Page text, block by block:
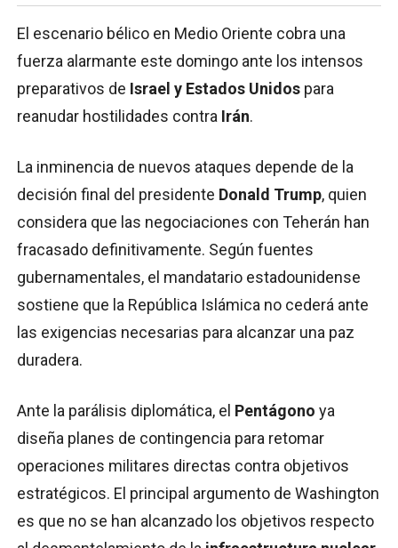
El escenario bélico en Medio Oriente cobra una
fuerza alarmante este domingo ante los intensos
preparativos de Israel y Estados Unidos para
reanudar hostilidades contra Irán.
La inminencia de nuevos ataques depende de la
decisión final del presidente Donald Trump, quien
considera que las negociaciones con Teherán han
fracasado definitivamente. Según fuentes
gubernamentales, el mandatario estadounidense
sostiene que la República Islámica no cederá ante
las exigencias necesarias para alcanzar una paz
duradera.
Ante la parálisis diplomática, el Pentágono ya
diseña planes de contingencia para retomar
operaciones militares directas contra objetivos
estratégicos. El principal argumento de Washington
es que no se han alcanzado los objetivos respecto